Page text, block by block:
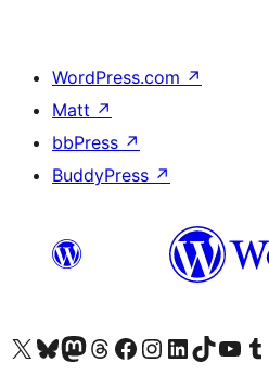
WordPress.com ↗
Matt ↗
bbPress ↗
BuddyPress ↗
ຢ້ຽມຊົມບັນຊີ X (ຊື່ເກົ່າ Twitter) ຂອງພວກເຮົາຢ້ຽມຊົມບັນຊີ Bluesky ຂອງພວກເຮົາຢ້ຽມຊົມບັນຊີ Mastodon ຂອງພວກເຮົາຢ້ຽມຊົມບັນຊີ Threads ຂອງພວກເຮົາຢ້ຽມຊົມໜ້າ Facebook ຂອງພວກເຮົາຢ້ຽມຊົມບັນຊີ Instagram ຂອງພວກເຮົາຢ້ຽມຊົມບັນຊີ LinkedIn ຂອງພວກເຮົາຢ້ຽມຊົມບັນຊີ TikTok ຂອງພວກເຮົາຢ້ຽມຊົມຊ່ອງ YouTube ຂອງພວກເຮົາຢ້ຽມຊົມບັນຊີ Tumblr ຂອງພວກເຮົາ